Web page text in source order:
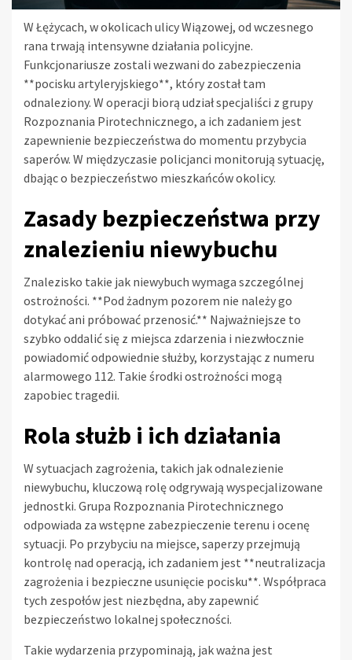
W Łężycach, w okolicach ulicy Wiązowej, od wczesnego
rana trwają intensywne działania policyjne.
Funkcjonariusze zostali wezwani do zabezpieczenia
**pocisku artyleryjskiego**, który został tam
odnaleziony. W operacji biorą udział specjaliści z grupy
Rozpoznania Pirotechnicznego, a ich zadaniem jest
zapewnienie bezpieczeństwa do momentu przybycia
saperów. W międzyczasie policjanci monitorują sytuację,
dbając o bezpieczeństwo mieszkańców okolicy.
Zasady bezpieczeństwa przy
znalezieniu niewybuchu
Znalezisko takie jak niewybuch wymaga szczególnej
ostrożności. **Pod żadnym pozorem nie należy go
dotykać ani próbować przenosić.** Najważniejsze to
szybko oddalić się z miejsca zdarzenia i niezwłocznie
powiadomić odpowiednie służby, korzystając z numeru
alarmowego 112. Takie środki ostrożności mogą
zapobiec tragedii.
Rola służb i ich działania
W sytuacjach zagrożenia, takich jak odnalezienie
niewybuchu, kluczową rolę odgrywają wyspecjalizowane
jednostki. Grupa Rozpoznania Pirotechnicznego
odpowiada za wstępne zabezpieczenie terenu i ocenę
sytuacji. Po przybyciu na miejsce, saperzy przejmują
kontrolę nad operacją, ich zadaniem jest **neutralizacja
zagrożenia i bezpieczne usunięcie pocisku**. Współpraca
tych zespołów jest niezbędna, aby zapewnić
bezpieczeństwo lokalnej społeczności.
Takie wydarzenia przypominają, jak ważna jest